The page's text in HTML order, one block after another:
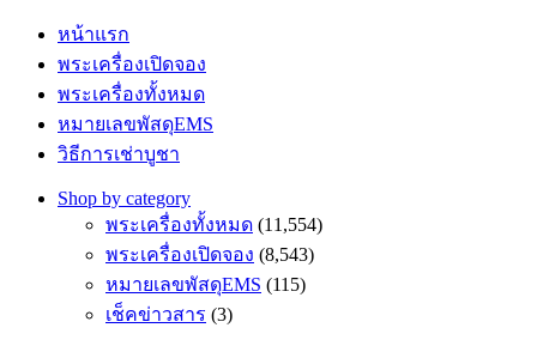
หน้าแรก
พระเครื่องเปิดจอง
พระเครื่องทั้งหมด
หมายเลขพัสดุEMS
วิธีการเช่าบูชา
Shop by category
พระเครื่องทั้งหมด (11,554)
พระเครื่องเปิดจอง (8,543)
หมายเลขพัสดุEMS (115)
เช็คข่าวสาร (3)